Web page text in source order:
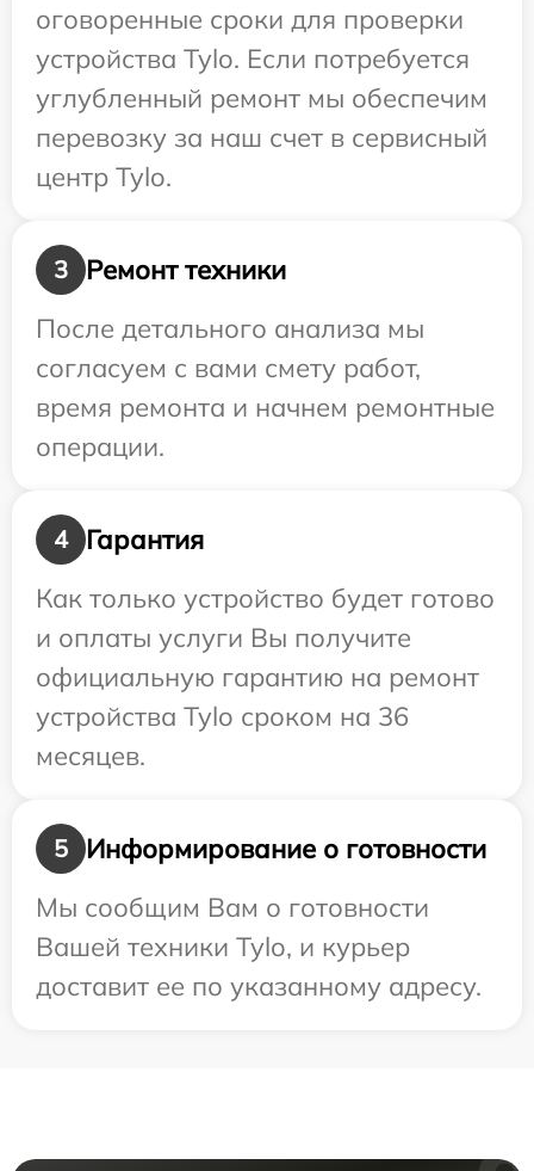
оговоренные сроки для проверки
устройства Tylo. Если потребуется
углубленный ремонт мы обеспечим
перевозку за наш счет в сервисный
центр Tylo.
3
Ремонт техники
После детального анализа мы
согласуем с вами смету работ,
время ремонта и начнем ремонтные
операции.
4
Гарантия
Как только устройство будет готово
и оплаты услуги Вы получите
официальную гарантию на ремонт
устройства Tylo сроком на 36
месяцев.
5
Информирование о готовности
Мы сообщим Вам о готовности
Вашей техники Tylo, и курьер
доставит ее по указанному адресу.